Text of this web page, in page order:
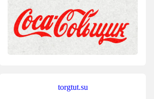
torgtut.su